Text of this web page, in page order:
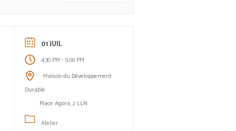
01 JUIL
4:30 PM - 5:00 PM
Maison du Développement
Durable
Place Agora, 2 LLN
Atelier